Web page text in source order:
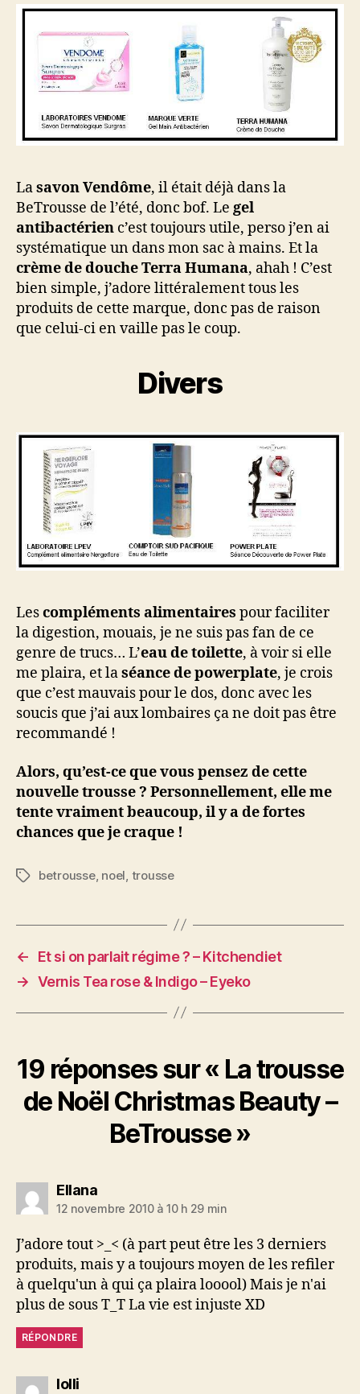
Lasavon Vendôme, il était déjà dans la
BeTrousse de l’été, donc bof. Le gel
antibactérien c’est toujours utile, perso j’en ai
systématique un dans mon sac à mains. Et la
crème de douche Terra Humana, ahah ! C’est
bien simple, j’adore littéralement tous les
produits de cette marque, donc pas de raison
que celui-ci en vaille pas le coup.
Divers
Lescompléments alimentaires pour faciliter
la digestion, mouais, je ne suis pas fan de ce
genre de trucs… L’eau de toilette, à voir si elle
me plaira, et laséance de powerplate, je crois
que c’est mauvais pour le dos, donc avec les
soucis que j’ai aux lombaires ça ne doit pas être
recommandé !
Alors, qu’est-ce que vous pensez de cette
nouvelle trousse ? Personnellement, elle me
tente vraiment beaucoup, il y a de fortes
chances que je craque !
Étiquettes
betrousse, noel trousse
←
Et si on parlait régime ? – Kitchendiet
→ Vernis Tea rose & Indigo – Eyeko
19 réponses sur « La trousse
de Noël Christmas Beauty –
BeTrousse »
Ellanadit :
12 novembre 2010 à 10 h 29 min
J’adore tout >_< (à part peut être les 3 derniers
produits, mais y a toujours moyen de les refiler
à quelqu'un à qui ça plaira looool) Mais je n'ai
plus de sous T_T La vie est injuste XD
RÉPONDRE
lollidit :